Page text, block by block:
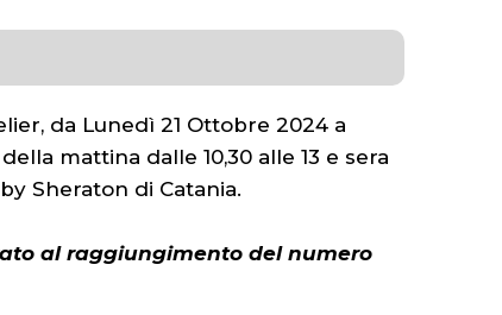
da Lunedì 21 Ottobre 2024 a
mattina dalle 10,30 alle 13 e sera
Sheraton di Catania.
al raggiungimento del numero